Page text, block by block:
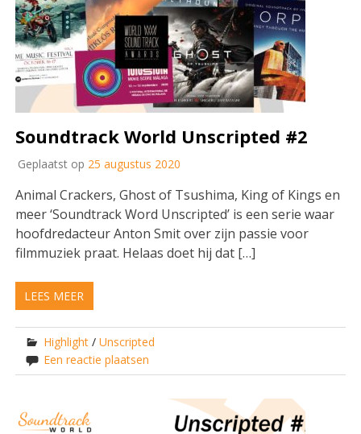
Soundtrack World Unscripted #2
Geplaatst op 25 augustus 2020
Animal Crackers, Ghost of Tsushima, King of Kings en
meer ‘Soundtrack Word Unscripted’ is een serie waar
hoofdredacteur Anton Smit over zijn passie voor
filmmuziek praat. Helaas doet hij dat […]
LEES MEER
Highlight /Unscripted
Een reactie plaatsen